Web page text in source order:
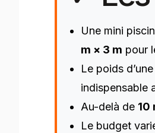
Une mini
m × 3 m pour
Le poids
indispensable
Au-delà de 10
Le budget